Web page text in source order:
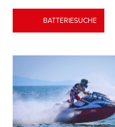
BATTERIESUCHE